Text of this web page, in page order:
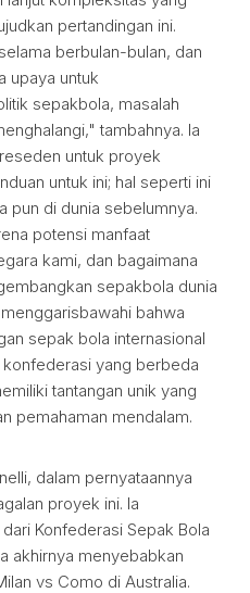
pertandingan ini.
berbulan-bulan, dan
upaya untuk
sepakbola, masalah
tambahnya. Ia
untuk proyek
untuk ini; hal seperti ini
pun di dunia sebelumnya.
potensi manfaat
kami, dan bagaimana
sepakbola dunia
bahwa
sepak bola internasional
yang berbeda
tantangan unik yang
pemahaman mendalam.
dalam pernyataannya
proyek ini. Ia
Konfederasi Sepak Bola
akhirnya menyebabkan
vs Como di Australia.